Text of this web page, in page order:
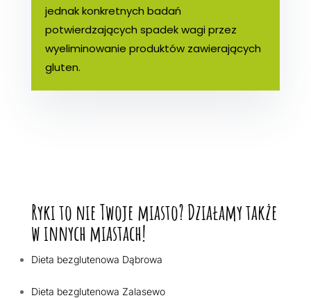
jednak konkretnych badań
potwierdzających spadek wagi przez
wyeliminowanie produktów zawierających
gluten.
Ryki to nie Twoje miasto? Działamy także
w innych miastach!
Dieta bezglutenowa Dąbrowa
Dieta bezglutenowa Zalasewo